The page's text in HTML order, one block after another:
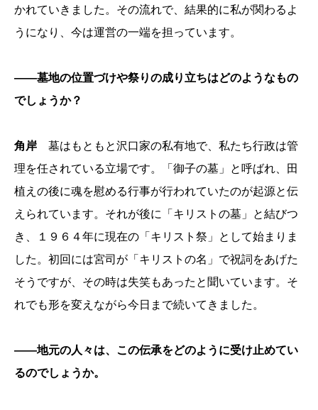
かれていきました。その流れで、結果的に私が関わるよ
うになり、今は運営の一端を担っています。
――墓地の位置づけや祭りの成り立ちはどのようなもの
でしょうか？
角岸 墓はもともと沢口家の私有地で、私たち行政は管
理を任されている立場です。「御子の墓」と呼ばれ、田
植えの後に魂を慰める行事が行われていたのが起源と伝
えられています。それが後に「キリストの墓」と結びつ
き、１９６４年に現在の「キリスト祭」として始まりま
した。初回には宮司が「キリストの名」で祝詞をあげた
そうですが、その時は失笑もあったと聞いています。そ
れでも形を変えながら今日まで続いてきました。
――地元の人々は、この伝承をどのように受け止めてい
るのでしょうか。